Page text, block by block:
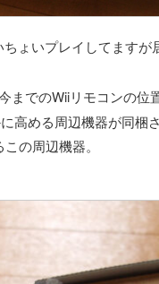
ょいプレイしてますが
までのWiiリモコンの
高める周辺機器が同梱さ
の周辺機器。